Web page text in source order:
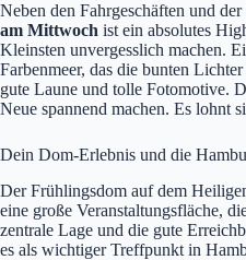
Neben den Fahrgeschäften und
am Mittwoch ist ein absolutes
Kleinsten unvergesslich machen.
Farbenmeer, das die bunten
gute Laune und tolle Fotomotive.
Neue spannend machen. Es lohnt
Dein Dom-Erlebnis und die
Der Frühlingsdom auf dem
eine große Veranstaltungsfläche,
zentrale Lage und die gute
es als wichtiger Treffpunkt in